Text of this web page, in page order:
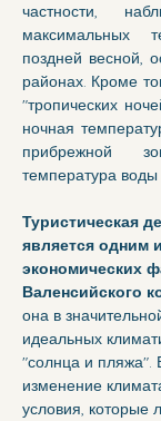
частности,
максимальных
поздней весной,
районах. Кроме
"тропических
ночная
прибрежной
температура
Туристическая
является одним
экономических
Валенсийского
она в
идеальных
"солнца и пляжа".
изменение
условия, которые